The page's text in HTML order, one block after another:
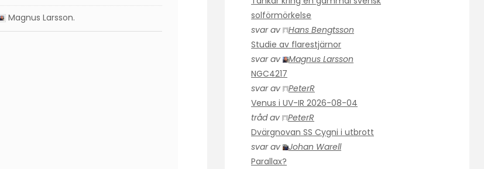
Magnus Larsson.
solförmörkelse
svar av
Hans Bengtsson
Studie av flarestjärnor
svar av
Magnus Larsson
NGC4217
svar av
PeterR
Venus i UV-IR 2026-08-04
tråd av
PeterR
Dvärgnovan SS Cygni i utbrott
svar av
Johan Warell
Parallax?